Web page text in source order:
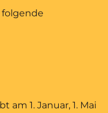
am 1. Januar, 1. Mai